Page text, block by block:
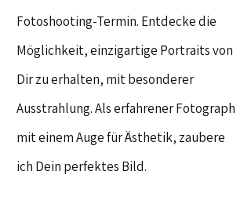
Fotoshooting-Termin. Entdecke die
Möglichkeit, einzigartige Portraits von
Dir zu erhalten, mit besonderer
Ausstrahlung. Als erfahrener Fotograph
mit einem Auge für Ästhetik, zaubere
ich Dein perfektes Bild.